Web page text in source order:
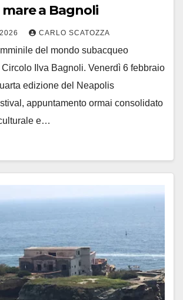
a Bagnoli
CARLO SCATOZZA
del mondo subacqueo
Ilva Bagnoli. Venerdì 6 febbraio
edizione del Neapolis
appuntamento ormai consolidato
e…